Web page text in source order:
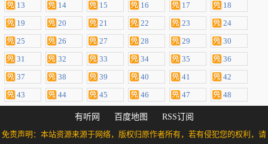
13
14 15 16 17
18
19
20 21 22 23
24
25
26 27 28 29
30
31
32 33 34 35
36
37
38 39 40 41
42
43
44 45 46 47 48
有听网 百度地图
RSS订阅
免责声明：本站资源来源于网络，版权归原作者所有，若有侵犯您的权利，请